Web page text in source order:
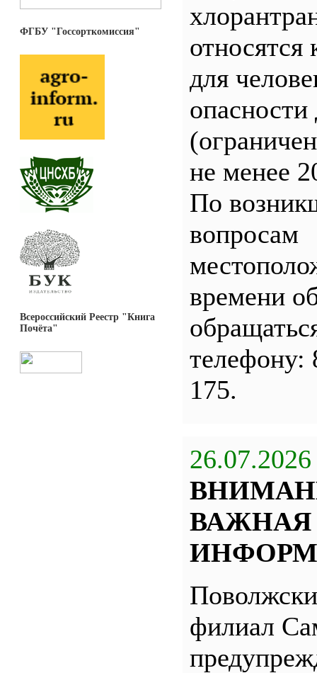
ФГБУ "Госсорткомиссия"
Всероссийский Реестр "Книга
Почёта"
относятся
для
опасности
не менее
По
вопросам
времени
телефону:
175.
26.07.2026
ВАЖНАЯ
филиал